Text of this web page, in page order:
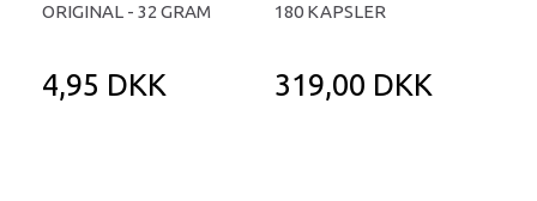
ORIGINAL - 32 GRAM
4,95 DKK
180 KAPSLER
319,00 DKK